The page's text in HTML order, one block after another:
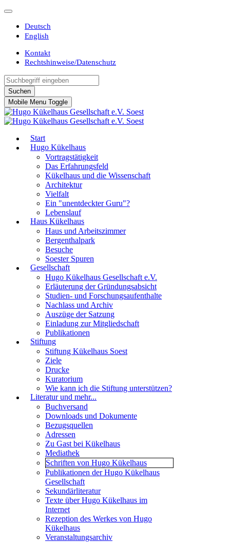
Deutsch
English
Kontakt
Rechtshinweise/Datenschutz
Suchen
Mobile Menu Toggle
Start
Hugo Kükelhaus
Vortragstätigkeit
Das Erfahrungsfeld
Kükelhaus und die Wissenschaft
Architektur
Vielfalt
Ein "unentdeckter Guru"?
Lebenslauf
Haus Kükelhaus
Haus und Arbeitszimmer
Bergenthalpark
Besuche
Soester Spuren
Gesellschaft
Hugo Kükelhaus Gesellschaft e.V.
Erläuterung der Gründungsabsicht
Studien- und Forschungsaufenthalte
Nachlass und Archiv
Auszüge der Satzung
Einladung zur Mitgliedschaft
Publikationen
Stiftung
Stiftung Kükelhaus Soest
Ziele
Drucke
Kuratorium
Wie kann ich die Stiftung unterstützen?
Literatur und mehr...
Buchversand
Downloads und Dokumente
Bezugsquellen
Adressen
Zu Gast bei Kükelhaus
Mediathek
Schriften von Hugo Kükelhaus
Publikationen der Hugo Kükelhaus
Gesellschaft
Sekundärliteratur
Texte über Hugo Kükelhaus im
Internet
Rezeption des Werkes von Hugo
Kükelhaus
Veranstaltungsarchiv